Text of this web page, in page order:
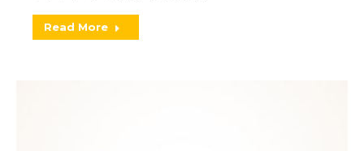
Read More